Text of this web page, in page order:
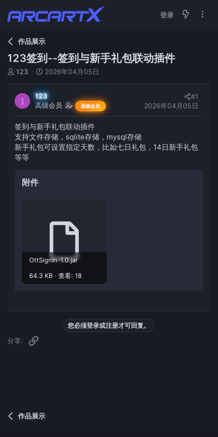
登录
作品展示
123签到--签到与新手礼包联动插件
主
起
人
123
开
时
间
2026年04月05日
1
123
高级会员
高级会员 2026年04月05日
#1
签到与新手礼包联动插件
支持文件存储，sqlite存储，mysql存储
新手礼包可设置指定天数，比如七日礼包，14日新手礼包
等等
附件
OttSignIn-1.0.jar
64.3 KB · 查看: 18
您必须登录或注册才可回复。
分享: 链接
作品展示